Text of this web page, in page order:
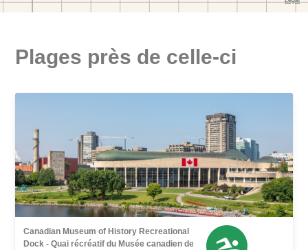
Plages près de celle-ci
Canadian Museum of History Recreational
Dock - Quai récréatif du Musée canadien de